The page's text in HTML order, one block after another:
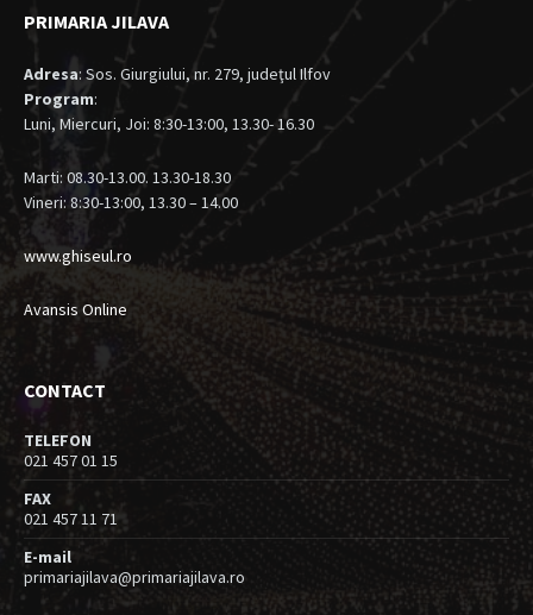
PRIMARIA JILAVA
Adresa: Sos. Giurgiului, nr. 279, judeţul Ilfov
Program:
Luni, Miercuri, Joi: 8:30-13:00, 13.30- 16.30
Marti: 08.30-13.00. 13.30-18.30
Vineri: 8:30-13:00, 13.30 – 14.00
www.ghiseul.ro
Avansis Online
CONTACT
TELEFON
021 457 01 15
FAX
021 457 11 71
E-mail
primariajilava@primariajilava.ro